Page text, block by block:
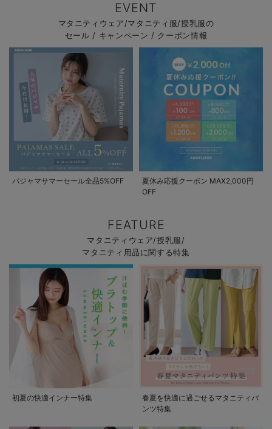
EVENT
マタニティウェア/マタニティ服/授乳服の
セール / キャンペーン / クーポン情報
パジャマサマーセール全品5%OFF
夏休み応援クーポン MAX2,000円
OFF
FEATURE
マタニティウェア/授乳服/
マタニティ用品に関する特集
初夏の快適インナー特集
春夏を快適に過ごせるマタニティパ
ンツ特集